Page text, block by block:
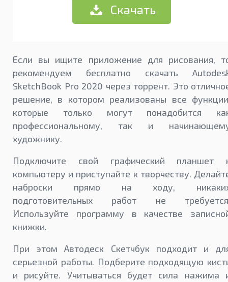
Скачать
Если вы ищите приложение для рисования,
рекомендуем бесплатно скачать
SketchBook Pro 2020 через торрент. Это
решение, в котором реализованы все
которые только могут понадобится
профессиональному, так и
художнику.
Подключите свой графический планшет
компьютеру и приступайте к творчеству.
наброски прямо на ходу,
подготовительных работ не
Используйте программу в качестве
книжки.
При этом Автодеск Скетчбук подходит и
серьезной работы. Подберите подходящую
и рисуйте. Учитываться будет сила нажима